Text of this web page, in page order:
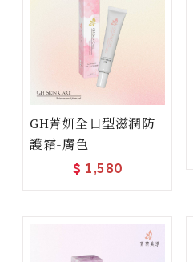
GH菁妍全日型滋潤防
護霜-膚色
$ 1,580